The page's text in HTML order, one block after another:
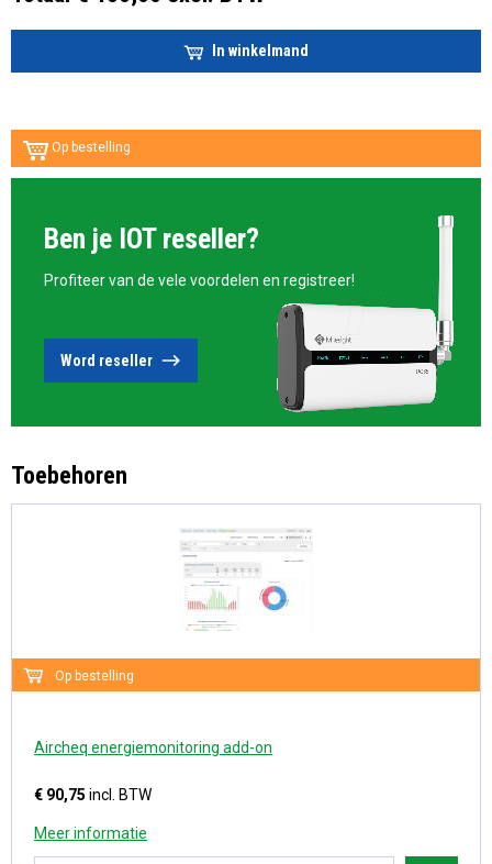
In winkelmand
Op bestelling
Ben je IOT reseller?
Profiteer van de vele voordelen en registreer!
Word reseller
Toebehoren
Op bestelling
Aircheq energiemonitoring add-on
€ 90,75 incl. BTW
Meer informatie